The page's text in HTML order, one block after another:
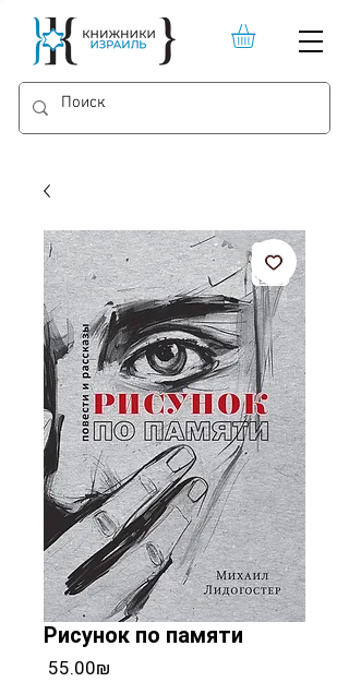
Рисунок по памяти
‏55.00 ‏₪